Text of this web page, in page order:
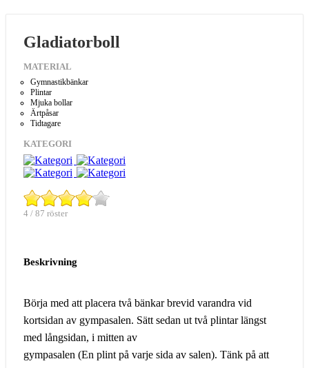
Gladiatorboll
MATERIAL
Gymnastikbänkar
Plintar
Mjuka bollar
Ärtpåsar
Tidtagare
KATEGORI
4 / 87 röster
Beskrivning
Börja med att placera två bänkar brevid varandra vid
kortsidan av gympasalen. Sätt sedan ut två plintar längst
med långsidan, i mitten av
gympasalen (En plint på varje sida av salen). Tänk på att